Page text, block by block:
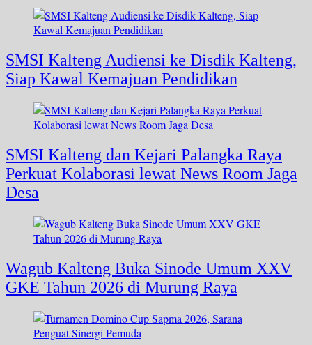
SMSI Kalteng Audiensi ke Disdik Kalteng,
Siap Kawal Kemajuan Pendidikan
SMSI Kalteng dan Kejari Palangka Raya
Perkuat Kolaborasi lewat News Room Jaga
Desa
Wagub Kalteng Buka Sinode Umum XXV
GKE Tahun 2026 di Murung Raya